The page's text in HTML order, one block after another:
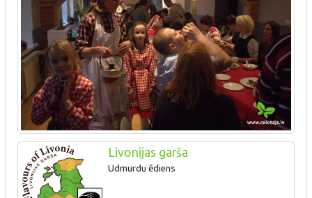
Livonijas garša
Udmurdu ēdiens